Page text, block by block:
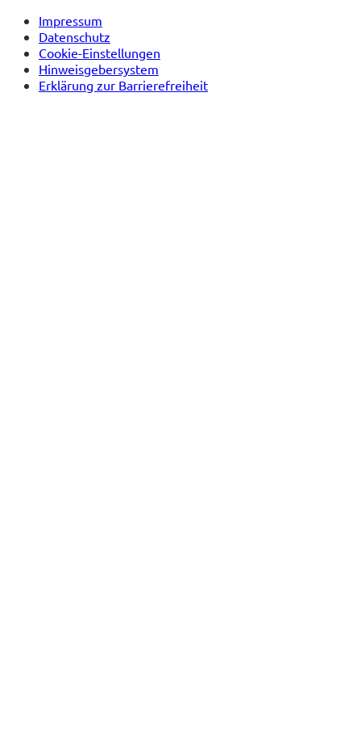
Impressum
Datenschutz
Cookie-Einstellungen
Hinweisgebersystem
Erklärung zur Barrierefreiheit